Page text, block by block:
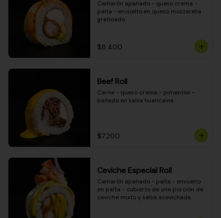
Camarón apanado - queso crema -
palta - envuelto en queso mozzarella
gratinado
$8.400
Beef Roll
Carne - queso crema - pimentón -
bañado en salsa huancaína
$7.200
Ceviche Especial Roll
Camarón apanado - palta - envuelto
en palta - cubierto de una porción de
ceviche mixto y salsa acevichada